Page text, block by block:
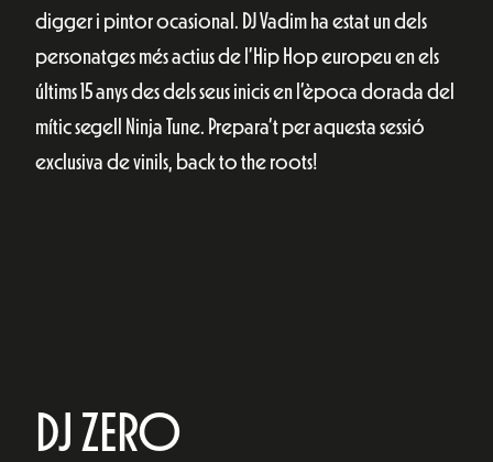
digger i pintor ocasional. DJ Vadim ha estat un dels
personatges més actius de l’Hip Hop europeu en els
últims 15 anys des dels seus inicis en l’època dorada del
mític segell Ninja Tune. Prepara’t per aquesta sessió
exclusiva de vinils, back to the roots!
DJ ZERO